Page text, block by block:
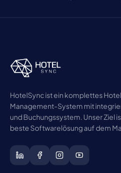
HotelSync ist ein komplettes
Management-System mit
und Buchungssystem. Unser Ziel
beste Softwarelösung auf dem